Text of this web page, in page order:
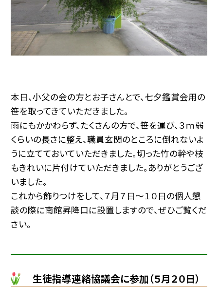
本日、小父の会の方とお子さんとで、七夕鑑賞会用の
笹を取ってきていただきました。
雨にもかかわらず、たくさんの方で、笹を運び、３ｍ弱
くらいの長さに整え、職員玄関のところに倒れないよ
うに立てておいていただきました。切った竹の幹や枝
もきれいに片付けていただきました。ありがとうござ
いました。
これから飾りつけをして、７月７日～１０日の個人懇
談の際に南館昇降口に設置しますので、ぜひご覧くだ
さい。
生徒指導連絡協議会に参加（５月２０日）